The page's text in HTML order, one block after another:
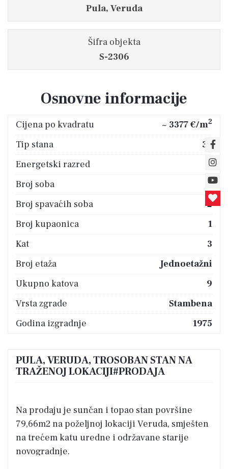
Pula, Veruda
Šifra objekta
S-2306
Osnovne informacije
Cijena po kvadratu ~ 3377 €/m2
Tip stana
3S
Energetski razred
C
Broj soba
3
Broj spavaćih soba
2
Broj kupaonica
1
Kat
3
Broj etaža
Jednoetažni
Ukupno katova
9
Vrsta zgrade
Stambena
Godina izgradnje
1975
PULA, VERUDA, TROSOBAN STAN NA
TRAŽENOJ LOKACIJI#PRODAJA
Na prodaju je sunčan i topao stan površine
79,66m2 na poželjnoj lokaciji Veruda, smješten
na trećem katu uredne i održavane starije
novogradnje.